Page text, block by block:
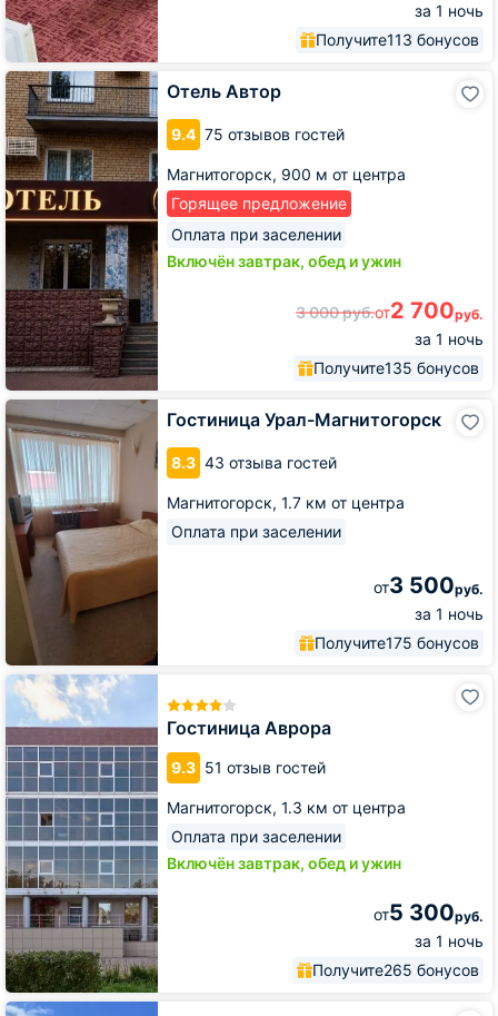
за 1 ночь
Получите113 бонусов
Отель Автор
9.4 75 отзывов гостей
Магнитогорск, 900 м от центра
Горящее предложение
Оплата при заселении
Включён завтрак, обед и ужин
3 000руб.от2 700руб.
за 1 ночь
Получите135 бонусов
Отель
Автор
Гостиница Урал-Магнитогорск
8.3 43 отзыва гостей
Магнитогорск, 1.7 км от центра
Оплата при заселении
от3 500руб.
за 1 ночь
Получите175 бонусов
Гостиница
Урал-
Магнитогорск
Гостиница Аврора
9.3 51 отзыв гостей
Магнитогорск, 1.3 км от центра
Оплата при заселении
Включён завтрак, обед и ужин
от5 300руб.
за 1 ночь
Получите265 бонусов
Гостиница
Аврора
Гостиница